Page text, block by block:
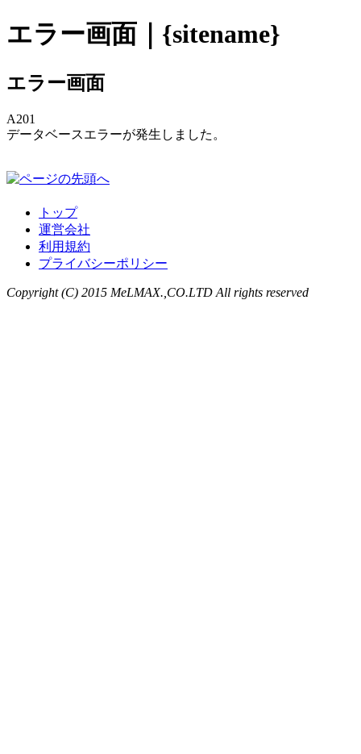
エラー画面｜{sitename}
エラー画面
A201
データベースエラーが発生しました。
トップ
運営会社
利用規約
プライバシーポリシー
Copyright (C) 2015 MeLMAX.,CO.LTD All rights reserved